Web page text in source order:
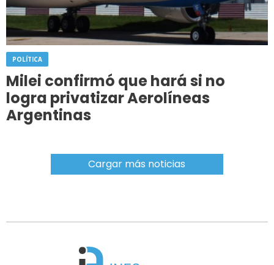
POLÍTICA
Milei confirmó que hará si no
logra privatizar Aerolíneas
Argentinas
Cargar más noticias